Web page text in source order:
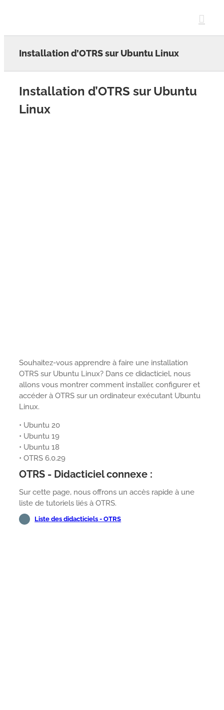
Installation d’OTRS sur Ubuntu Linux
Installation d’OTRS sur Ubuntu
Linux
Souhaitez-vous apprendre à faire une installation
OTRS sur Ubuntu Linux? Dans ce didacticiel, nous
allons vous montrer comment installer, configurer et
accéder à OTRS sur un ordinateur exécutant Ubuntu
Linux.
• Ubuntu 20
• Ubuntu 19
• Ubuntu 18
• OTRS 6.0.29
OTRS - Didacticiel connexe :
Sur cette page, nous offrons un accès rapide à une
liste de tutoriels liés à OTRS.
Liste des didacticiels - OTRS